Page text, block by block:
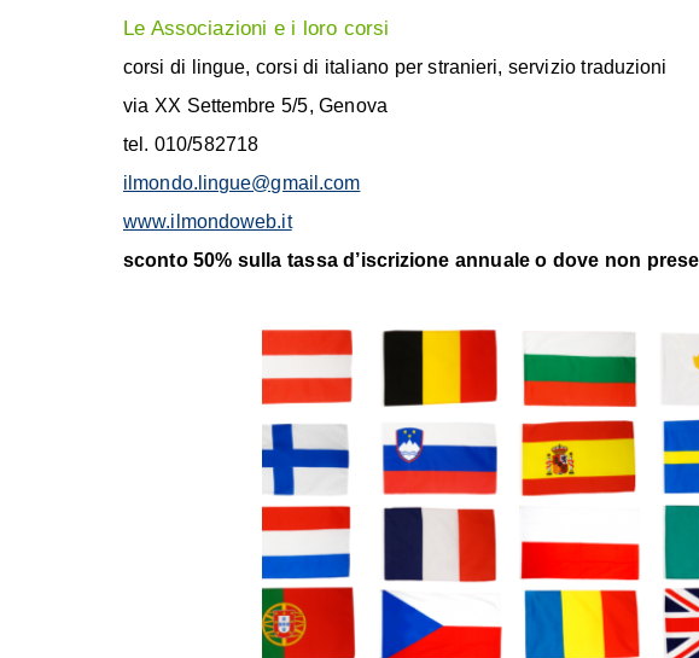
Le Associazioni e i loro corsi
corsi di lingue, corsi di italiano per stranieri, servizio traduzioni
via XX Settembre 5/5, Genova
tel. 010/582718
ilmondo.lingue@gmail.com
www.ilmondoweb.it
sconto 50% sulla tassa d’iscrizione annuale o dove non